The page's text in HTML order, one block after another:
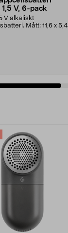
V, 6-pack
V alkaliskt
Mått: 11,6 x 5,4